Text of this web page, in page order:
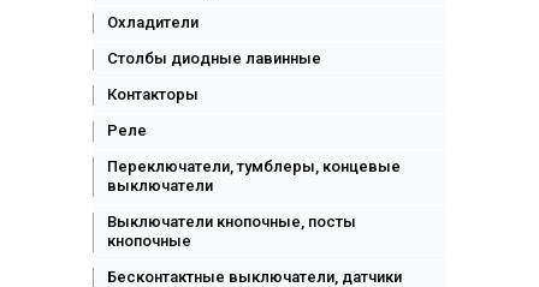
Охладители
Столбы диодные лавинные
Контакторы
Реле
Переключатели, тумблеры, концевые
выключатели
Выключатели кнопочные, посты
кнопочные
Бесконтактные выключатели, датчики